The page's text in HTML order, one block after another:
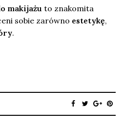
makijażu to znakomita
sobie zarówno estetykę,
.